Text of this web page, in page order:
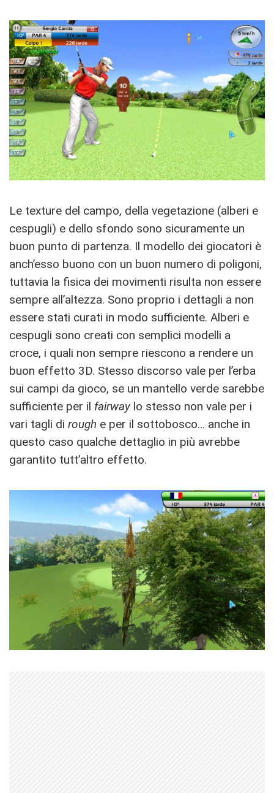
Le texture del campo, della vegetazione (alberi e
cespugli) e dello sfondo sono sicuramente un
buon punto di partenza. Il modello dei giocatori è
anch’esso buono con un buon numero di poligoni,
tuttavia la fisica dei movimenti risulta non essere
sempre all’altezza. Sono proprio i dettagli a non
essere stati curati in modo sufficiente. Alberi e
cespugli sono creati con semplici modelli a
croce, i quali non sempre riescono a rendere un
buon effetto 3D. Stesso discorso vale per l’erba
sui campi da gioco, se un mantello verde sarebbe
sufficiente per il fairway lo stesso non vale per i
vari tagli di rough e per il sottobosco… anche in
questo caso qualche dettaglio in più avrebbe
garantito tutt’altro effetto.